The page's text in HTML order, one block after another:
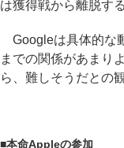
は獲得戦から離脱す
Googleは具体的な
までの関係があまり
ら、難しそうだとの
■本命Appleの参加